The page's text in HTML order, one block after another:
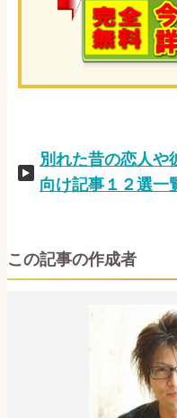
別れた昔の恋人や
向け記事１２選一
この記事の作成者